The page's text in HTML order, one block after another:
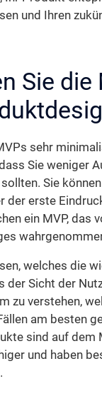
und Ihren
Sie
sehr
Sie weniger
Sie
der erste
ein MVP, das
welches die
der Sicht der
zu verstehen,
am besten
sind auf dem
und haben